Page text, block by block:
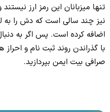
تنها میزبانان این رمز ارز نیستند
نیز چند سالی است که دش را به
اضافه کرده است. پس اگر به
با گذراندن روند ثبت نام و احراز
صرافی بیت ایمن بپردازید.